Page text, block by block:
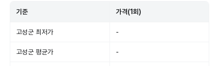
기준 가격(1회)
고성군 최저가 -
고성군 평균가 -